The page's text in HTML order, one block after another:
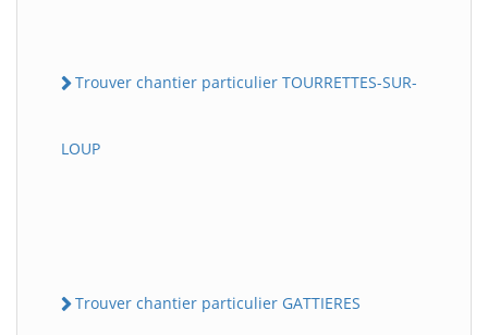
Trouver chantier particulier TOURRETTES-SUR-
LOUP
Trouver chantier particulier GATTIERES